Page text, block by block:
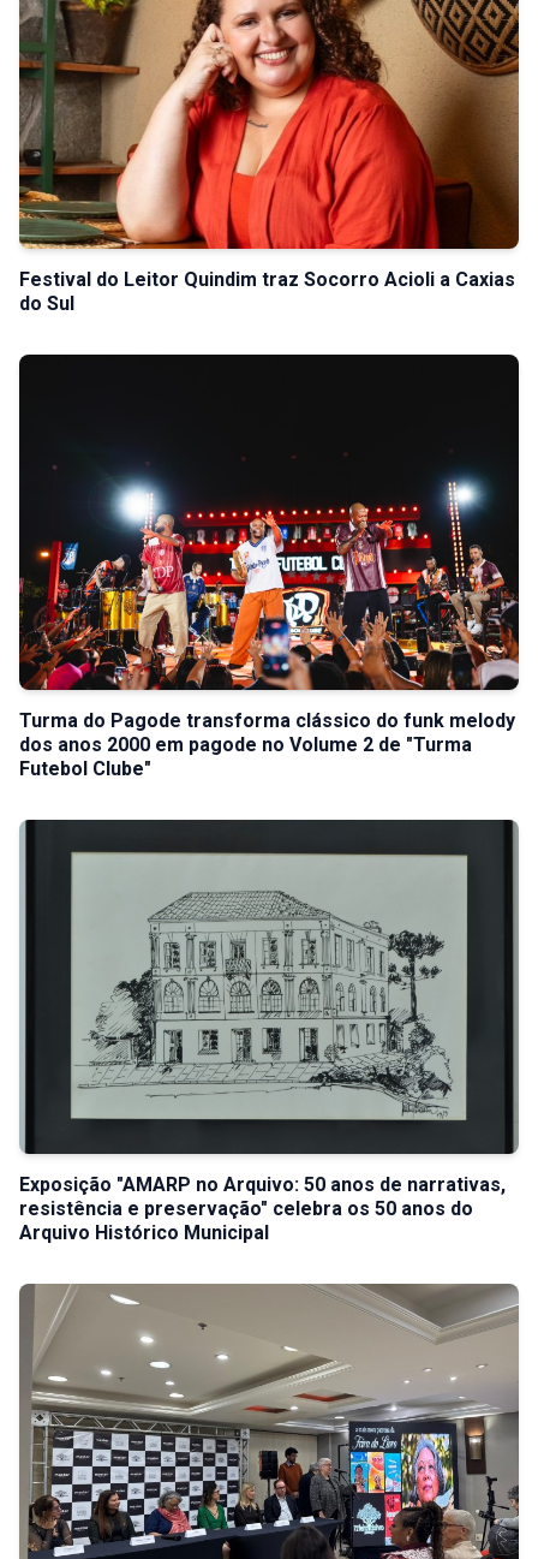
Festival do Leitor Quindim traz Socorro Acioli a Caxias
do Sul
Turma do Pagode transforma clássico do funk melody
dos anos 2000 em pagode no Volume 2 de "Turma
Futebol Clube"
Exposição "AMARP no Arquivo: 50 anos de narrativas,
resistência e preservação" celebra os 50 anos do
Arquivo Histórico Municipal